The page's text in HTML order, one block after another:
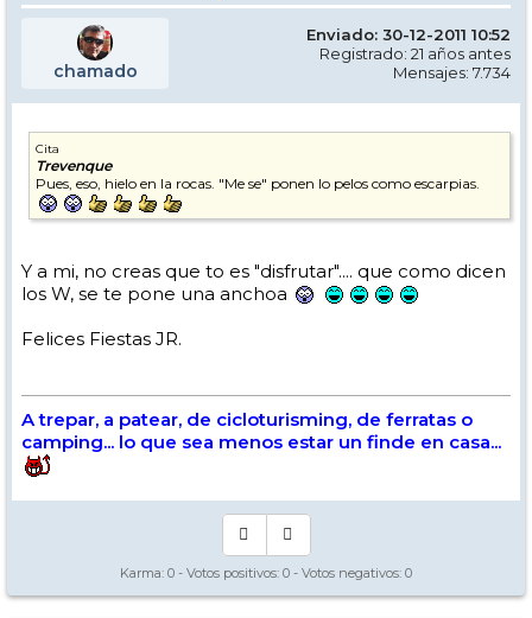
chamado
Enviado: 30-12-2011 10:52
Registrado: 21 años antes
Mensajes: 7.734
Cita
Trevenque
Pues, eso, hielo en la rocas. "Me se" ponen lo pelos como escarpias.
Y a mi, no creas que to es "disfrutar".... que como dicen
los W, se te pone una anchoa
Felices Fiestas JR.
A trepar, a patear, de cicloturisming, de ferratas o
camping... lo que sea menos estar un finde en casa...
Karma: 0 - Votos positivos: 0 - Votos negativos: 0